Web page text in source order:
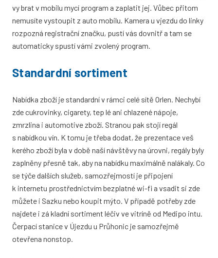
vy brat v mobilu mycí program a zaplatit jej. Vůbec přitom
nemusíte vystoupit z auto mobilu. Kamera u vjezdu do linky
rozpozná registrační značku, pustí vás dovnitř a tam se
automaticky spustí vámi zvolený program.
Standardní sortiment
Nabídka zboží je standardní v rámci celé sítě Orlen. Nechybí
zde cukrovinky, cigarety, tep lé ani chlazené nápoje,
zmrzlina i automotive zboží. Stranou pak stojí regál
s nabídkou vín. K tomu je třeba dodat, že prezentace veš
kerého zboží byla v době naší návštěvy na úrovni, regály byly
zaplněny přesně tak, aby na nabídku maximálně nalákaly. Co
se týče dalších služeb, samozřejmostí je připojení
k internetu prostřednictvím bezplatné wi-fi a vsadit si zde
můžete i Sazku nebo koupit mýto. V případě potřeby zde
najdete i zá kladní sortiment léčiv ve vitríně od Medipo intu.
Čerpací stanice v Újezdu u Průhonic je samozřejmě
otevřena nonstop.